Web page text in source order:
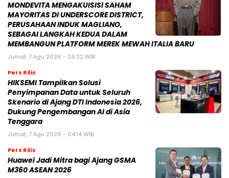
MONDEVITA MENGAKUISISI SAHAM
MAYORITAS DI UNDERSCORE DISTRICT,
PERUSAHAAN INDUK MAGLIANO,
SEBAGAI LANGKAH KEDUA DALAM
MEMBANGUN PLATFORM MEREK MEWAH ITALIA BARU
Jumat, 7 Agu 2026 - 09:32 WIB
Pers Rilis
HIKSEMI Tampilkan Solusi
Penyimpanan Data untuk Seluruh
Skenario di Ajang DTI Indonesia 2026,
Dukung Pengembangan AI di Asia
Tenggara
Jumat, 7 Agu 2026 - 04:14 WIB
Pers Rilis
Huawei Jadi Mitra bagi Ajang GSMA
M360 ASEAN 2026